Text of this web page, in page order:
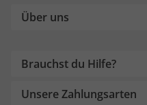
Über uns
Brauchst du Hilfe?
Unsere Zahlungsarten